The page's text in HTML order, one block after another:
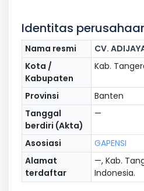
Identitas
Nama resmi
CV.
Kota /
Kabupaten
Kab.
Provinsi
Banten
Tanggal
berdiri (Akta)
—
Asosiasi
GAPENSI
Alamat
terdaftar
—, Kab.
Indonesia.